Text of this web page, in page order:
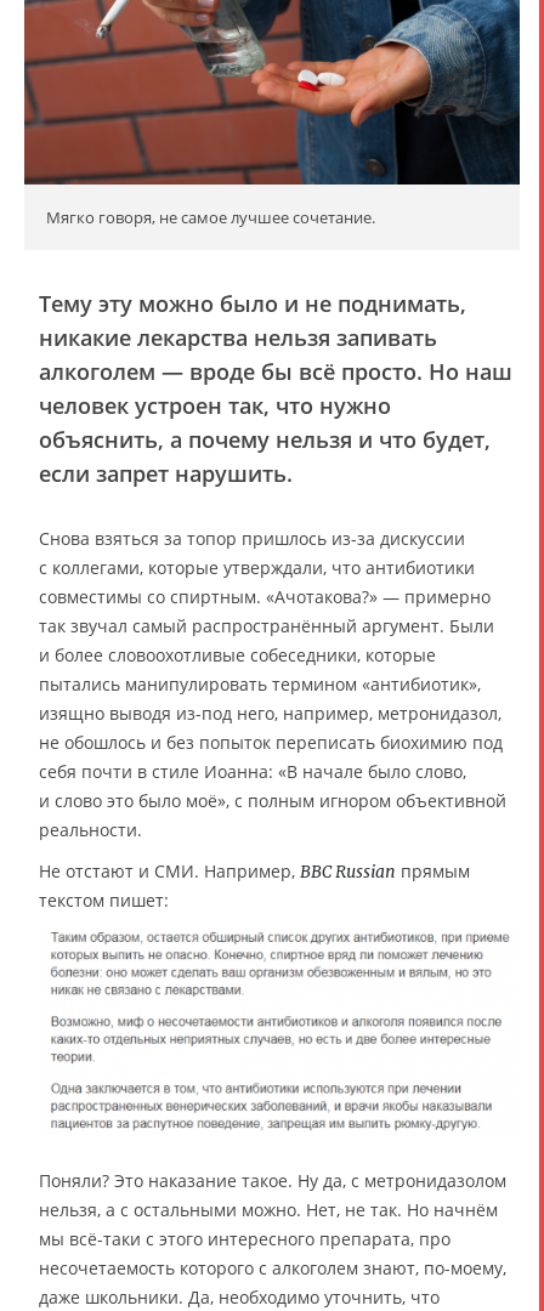
Мягко говоря, не самое лучшее сочетание.
Тему эту можно было и не поднимать,
никакие лекарства нельзя запивать
алкоголем — вроде бы всё просто. Но наш
человек устроен так, что нужно
объяснить, а почему нельзя и что будет,
если запрет нарушить.
Снова взяться за топор пришлось из-за дискуссии
с коллегами, которые утверждали, что антибиотики
совместимы со спиртным. «Ачотакова?» — примерно
так звучал самый распространённый аргумент. Были
и более словоохотливые собеседники, которые
пытались манипулировать термином «антибиотик»,
изящно выводя из-под него, например, метронидазол,
не обошлось и без попыток переписать биохимию под
себя почти в стиле Иоанна: «В начале было слово,
и слово это было моё», с полным игнором объективной
реальности.
Не отстают и СМИ. Например, BBC Russian прямым
текстом пишет:
Поняли? Это наказание такое. Ну да, с метронидазолом
нельзя, а с остальными можно. Нет, не так. Но начнём
мы всё-таки с этого интересного препарата, про
несочетаемость которого с алкоголем знают, по-моему,
даже школьники. Да, необходимо уточнить, что